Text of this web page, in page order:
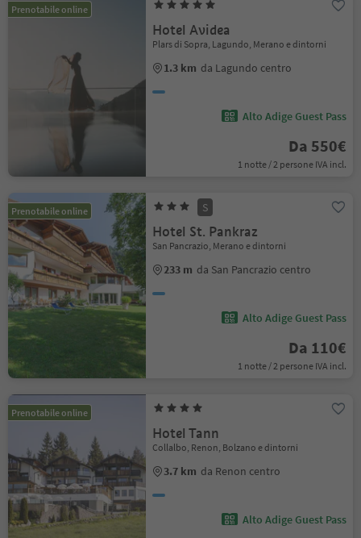
Prenotabile online
Hotel Avidea
Plars di Sopra, Lagundo, Merano e dintorni
1.3 km da Lagundo centro
Alto Adige Guest Pass
Da 550€
1 notte / 2 persone IVA incl.
Prenotabile online S
Hotel St. Pankraz
San Pancrazio, Merano e dintorni
233 m da San Pancrazio centro
Alto Adige Guest Pass
Da 110€
1 notte / 2 persone IVA incl.
Prenotabile online
Hotel Tann
Collalbo, Renon, Bolzano e dintorni
3.7 km da Renon centro
Alto Adige Guest Pass